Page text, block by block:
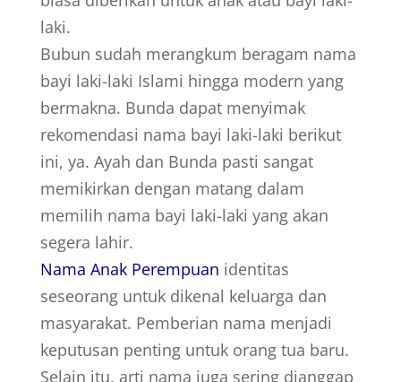
laki.
Bubun sudah merangkum beragam nama
bayi laki-laki Islami hingga modern yang
bermakna. Bunda dapat menyimak
rekomendasi nama bayi laki-laki berikut
ini, ya. Ayah dan Bunda pasti sangat
memikirkan dengan matang dalam
memilih nama bayi laki-laki yang akan
segera lahir.
Nama Anak Perempuan identitas
seseorang untuk dikenal keluarga dan
masyarakat. Pemberian nama menjadi
keputusan penting untuk orang tua baru.
Selain itu, arti nama juga sering dianggap